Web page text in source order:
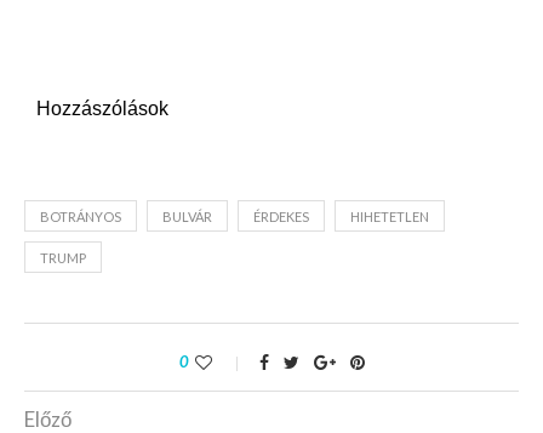
Hozzászólások
BOTRÁNYOS BULVÁR ÉRDEKES HIHETETLEN
TRUMP
0
Előző